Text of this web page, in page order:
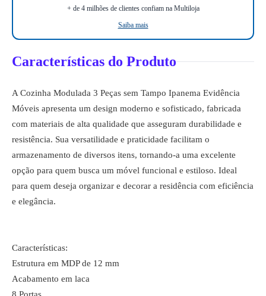
+ de 4 milhões de clientes confiam na Multiloja
Saiba mais
Características do Produto
A Cozinha Modulada 3 Peças sem Tampo Ipanema Evidência
Móveis apresenta um design moderno e sofisticado, fabricada
com materiais de alta qualidade que asseguram durabilidade e
resistência. Sua versatilidade e praticidade facilitam o
armazenamento de diversos itens, tornando-a uma excelente
opção para quem busca um móvel funcional e estiloso. Ideal
para quem deseja organizar e decorar a residência com eficiência
e elegância.
Características:
Estrutura em MDP de 12 mm
Acabamento em laca